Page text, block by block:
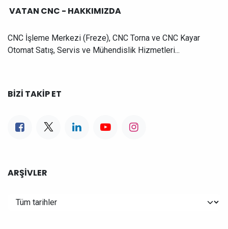
VATAN CNC - HAKKIMIZDA
CNC İşleme Merkezi (Freze), CNC Torna ve CNC Kayar
Otomat Satış, Servis ve Mühendislik Hizmetleri...
BIZI TAKIP ET
ARŞIVLER